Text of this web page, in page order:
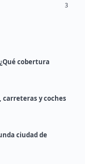
3
cobertura
carreteras y coches
ciudad de